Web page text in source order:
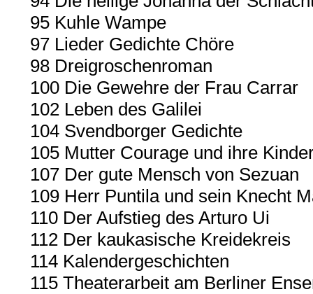
95 Kuhle Wampe
97 Lieder Gedichte Chöre
98 Dreigroschenroman
100 Die Gewehre der Frau Carrar
102 Leben des Galilei
104 Svendborger Gedichte
105 Mutter Courage und ihre
107 Der gute Mensch von Sezuan
109 Herr Puntila und sein Knecht
110 Der Aufstieg des Arturo Ui
112 Der kaukasische Kreidekreis
114 Kalendergeschichten
115 Theaterarbeit am Berliner